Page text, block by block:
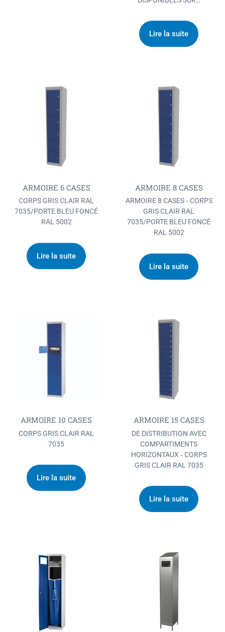
Lire la suite
ARMOIRE 6 CASES
CORPS GRIS CLAIR RAL
7035/PORTE BLEU FONCÉ
RAL 5002
Lire la suite
ARMOIRE 8 CASES
ARMOIRE 8 CASES ‐ CORPS
GRIS CLAIR RAL
7035/PORTE BLEU FONCÉ
RAL 5002
Lire la suite
ARMOIRE 10 CASES
CORPS GRIS CLAIR RAL
7035
Lire la suite
ARMOIRE 15 CASES
DE DISTRIBUTION AVEC
COMPARTIMENTS
HORIZONTAUX ‐ CORPS
GRIS CLAIR RAL 7035
Lire la suite